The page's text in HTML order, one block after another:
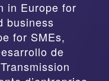
in Europe for
business
for SMEs,
de
Transmission